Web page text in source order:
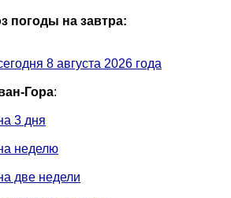
погоды на завтра:
8 августа 2026 года
Гора:
3 дня
неделю
две недели